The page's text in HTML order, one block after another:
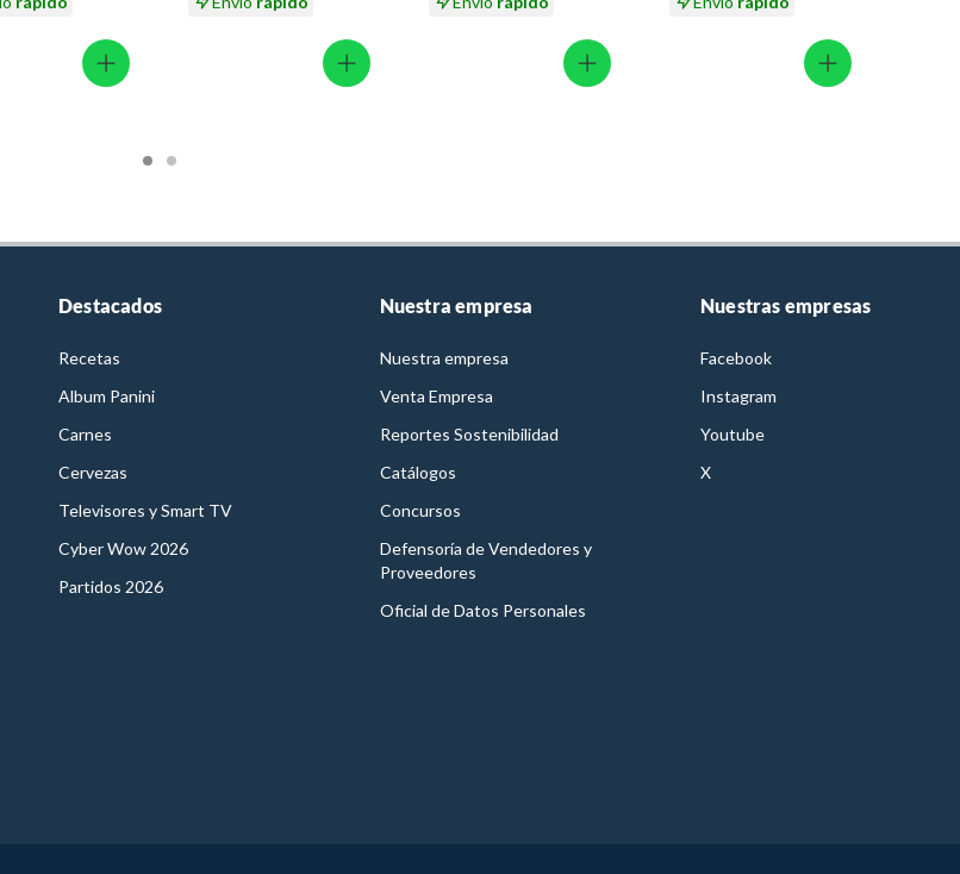
Destacados
Recetas
Album Panini
Carnes
Cervezas
Televisores y Smart TV
Cyber Wow 2026
Partidos 2026
Nuestra empresa
Nuestra empresa
Venta Empresa
Reportes Sostenibilidad
Catálogos
Concursos
Defensoría de Vendedores y
Proveedores
Oficial de Datos Personales
Nuestras empresas
Facebook
Instagram
Youtube
X